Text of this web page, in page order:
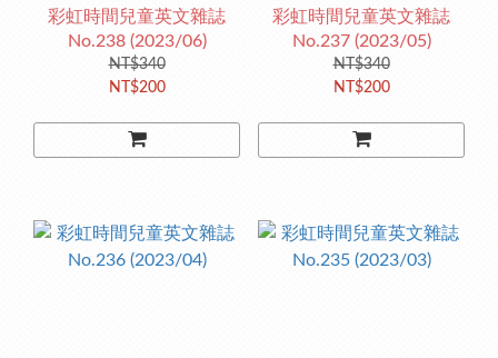
彩虹時間兒童英文雜誌
No.238 (2023/06)
NT$340
NT$200
彩虹時間兒童英文雜誌
No.237 (2023/05)
NT$340
NT$200